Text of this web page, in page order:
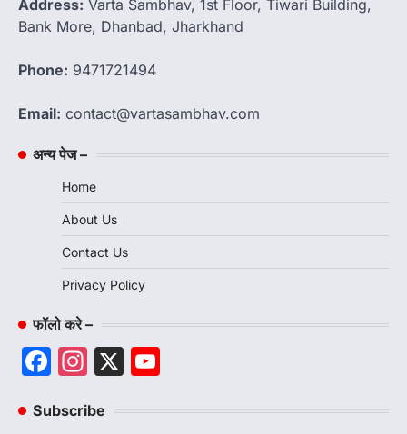
Address: Varta Sambhav, 1st Floor, Tiwari Building,
Bank More, Dhanbad, Jharkhand
Phone: 9471721494
Email: contact@vartasambhav.com
अन्य पेज –
Home
About Us
Contact Us
Privacy Policy
फॉलो करे –
Facebook
Instagram
X
Subscribe